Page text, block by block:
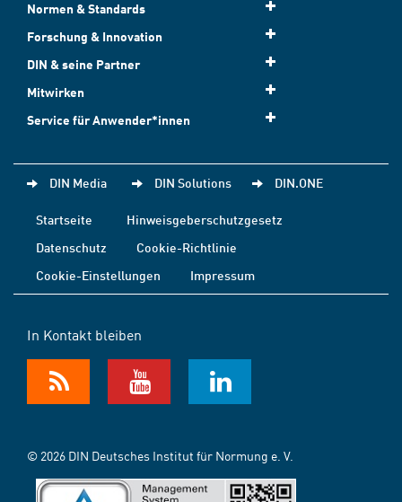
Normen & Standards
Forschung & Innovation
DIN & seine Partner
Mitwirken
Service für Anwender*innen
DIN Media DIN Solutions DIN.ONE
Startseite
Hinweisgeberschutzgesetz
Datenschutz
Cookie-Richtlinie
Cookie-Einstellungen
Impressum
In Kontakt bleiben
© 2026 DIN Deutsches Institut für Normung e. V.